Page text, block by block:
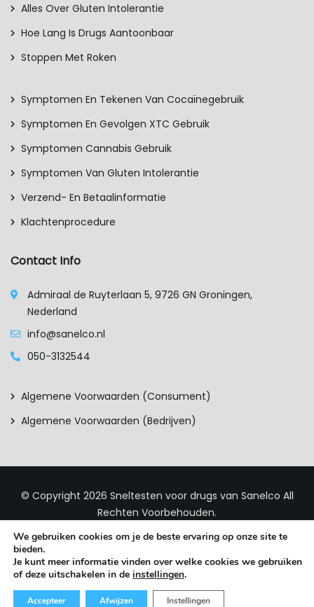
Alles Over Gluten Intolerantie
Hoe Lang Is Drugs Aantoonbaar
Stoppen Met Roken
Symptomen En Tekenen Van Cocaïnegebruik
Symptomen En Gevolgen XTC Gebruik
Symptomen Cannabis Gebruik
Symptomen Van Gluten Intolerantie
Verzend- En Betaalinformatie
Klachtenprocedure
Contact Info
Admiraal de Ruyterlaan 5, 9726 GN Groningen,
Nederland
info@sanelco.nl
050-3132544
Algemene Voorwaarden (consument)
Algemene Voorwaarden (bedrijven)
© Copyright 2026 Sneltesten voor drugs van Sanelco All
Rechten Voorbehouden.
We gebruiken cookies om je de beste ervaring op onze site te
bieden.
Je kunt meer informatie vinden over welke cookies we gebruiken
of deze uitschakelen in de instellingen.
Accepteer Afwijzen Instellingen